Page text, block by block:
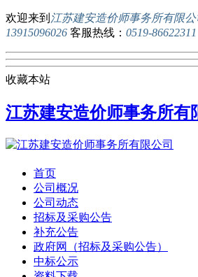
欢迎来到 江苏建安造价师事务所有限公
13915096026 客服热线： 0519-86622311
收藏本站
江苏建安造价师事务所有
首页
公司概况
公司动态
招标及采购公告
补充公告
政府网（招标及采购公告）
中标公示